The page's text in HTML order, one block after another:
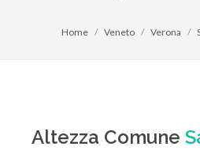
Home Veneto Verona
Altezza Comune